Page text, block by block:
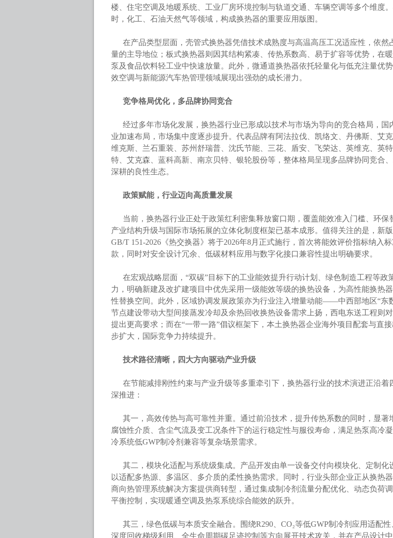
楼、住宅空调及地暖系统、工业厂房环境控制与轨道交通、车辆空调等多个维度
时，化工、石油天然气等领域，构成换热器的重要应用版图。
在产品类型层面，壳管式换热器凭借技术成熟度与高温高压工况适应性，依然
量的主导地位 ；板式换热器则因其结构紧凑、传热系数高、易于扩容等优势，在
泵及食品饮料轻工业中快速放量。此外，微通道换热器依托轻量化与低充注量优
效空调与新能源汽车热管理领域展现出强劲的成长潜力。
竞争格局优化，多品牌协同竞合
经过多年市场化发展，换热器行业已形成以技术与市场为导向的竞合格局，国
业加速布局，市场集中度逐步提升。代表品牌有阿法拉伐、凯络文、丹佛斯、艾
维克斯、兰石重装、苏州舒瑞普、沈氏节能、三花、盾安、飞荣达、英维克、英
特、艾克森、蓝科高新、南京贝特、银轮股份等，整体格局呈现多品牌协同竞合
深耕的良性生态。
政策赋能，行业迈向高质量发展
当前，换热器行业正处于政策红利密集释放窗口期，覆盖能效准入门槛、环保
产业结构升级与国际市场拓展的立体化制度框架已基本成形。值得关注的是，新
GB/T 151-2026《热交换器》将于2026年8月正式施行，首次将能效评价指标纳入
款，同时对安全设计冗余、低碳材料应用与数字化接口兼容性提出明确要求。
在宏观战略层面，“双碳”目标下的工业能效提升行动计划、绿色制造工程等政
力，明确新建及改扩建项目中优先采用一级能效等级的换热设备，为高性能换热
性替换空间。此外，区域协调发展政策亦为行业注入增量动能——中西部地区“东
节点建设带动大型间接蒸发冷却及余热回收换热设备需求上扬，西电东送工程则
提出更高要求；而在“一带一路”倡议框架下，本土换热器企业海外项目配套与直
步扩大，国际竞争力持续提升。
技术路径清晰，四大方向驱动产业升级
在节能减排刚性约束与产业升级等多重牵引下，换热器行业的技术演进正沿着
深推进：
其一，高效传热与高可靠性并重。通过前沿技术，提升传热系数的同时，显著
腐蚀性介质、含尘气流及变工况条件下的运行稳定性与服役寿命，满足热泵高冷
冷系统低GWP制冷剂兼容等复杂场景需求。
其二，模块化适配与系统级集成。产品开发由单一设备交付向模块化、定制化
以适配多热源、多温区、多介质的柔性换热需求。同时，行业头部企业正从换热
商向热管理系统解决方案提供商转型，通过集成制冷剂流量分配优化、动态负荷
平衡控制，实现暖通空调及热泵系统综合能效的跃升。
其三，绿色低碳与本质安全融合。围绕R290、CO₂等低GWP制冷剂应用适配
深度回收梯级利用、全生命周期碳足迹控制等方向展开技术攻关，并在产品设计